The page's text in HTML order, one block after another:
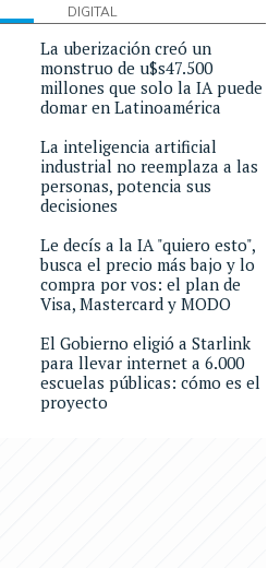
DIGITAL
La uberización creó un
monstruo de u$s47.500
millones que solo la IA puede
domar en Latinoamérica
La inteligencia artificial
industrial no reemplaza a las
personas, potencia sus
decisiones
Le decís a la IA "quiero esto",
busca el precio más bajo y lo
compra por vos: el plan de
Visa, Mastercard y MODO
El Gobierno eligió a Starlink
para llevar internet a 6.000
escuelas públicas: cómo es el
proyecto